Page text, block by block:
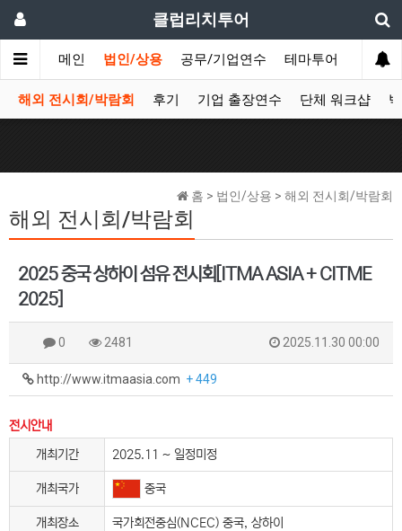
클럽리치투어
메인 법인/상용 공무/기업연수 테마투어 데이투
해외 전시회/박람회 후기 기업 출장연수 단체 워크샵
홈 > 법인/상용 > 해외 전시회/박람회
해외 전시회/박람회
2025 중국 상하이 섬유 전시회[ITMA ASIA + CITME
2025]
0 2481 2025.11.30 00:00
http://www.itmaasia.com + 449
전시안내
개최기간
2025.11 ~ 일정미정
개최국가 중국
개최장소 국가회전중심(NCEC) 중국, 상하이